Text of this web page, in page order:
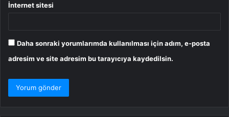
İnternet sitesi
Daha sonraki yorumlarımda kullanılması için adım, e-posta
adresim ve site adresim bu tarayıcıya kaydedilsin.